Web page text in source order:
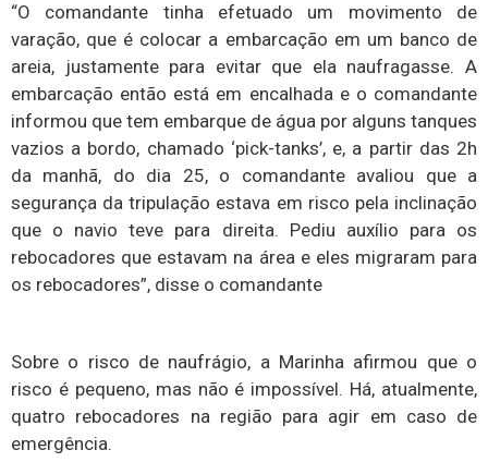
“O comandante tinha efetuado um movimento de
varação, que é colocar a embarcação em um banco de
areia, justamente para evitar que ela naufragasse. A
embarcação então está em encalhada e o comandante
informou que tem embarque de água por alguns tanques
vazios a bordo, chamado ‘pick-tanks’, e, a partir das 2h
da manhã, do dia 25, o comandante avaliou que a
segurança da tripulação estava em risco pela inclinação
que o navio teve para direita. Pediu auxílio para os
rebocadores que estavam na área e eles migraram para
os rebocadores”, disse o comandante
Sobre o risco de naufrágio, a Marinha afirmou que o
risco é pequeno, mas não é impossível. Há, atualmente,
quatro rebocadores na região para agir em caso de
emergência.